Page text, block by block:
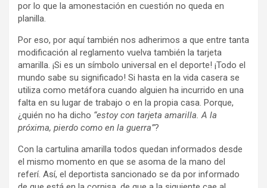
por lo que la amonestación en cuestión no queda en
planilla.
Por eso, por aquí también nos adherimos a que entre tanta
modificación al reglamento vuelva también la tarjeta
amarilla. ¡Si es un símbolo universal en el deporte! ¡Todo el
mundo sabe su significado! Si hasta en la vida casera se
utiliza como metáfora cuando alguien ha incurrido en una
falta en su lugar de trabajo o en la propia casa. Porque,
¿quién no ha dicho “estoy con tarjeta amarilla. A la
próxima, pierdo como en la guerra”?
Con la cartulina amarilla todos quedan informados desde
el mismo momento en que se asoma de la mano del
referí. Así, el deportista sancionado se da por informado